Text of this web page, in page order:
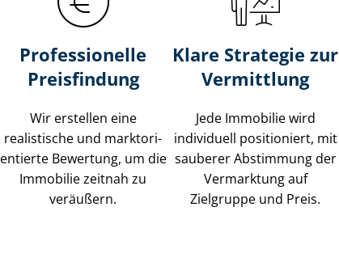
Professionelle
Preisfindung
Wir erstellen eine
realistische und markt­ori­
en­tier­te Bewertung, um die
Immobilie zeitnah zu
veräußern.
Klare Strategie zur
Vermittlung
Jede Immobilie wird
individuell positioniert, mit
sauberer Abstimmung der
Vermarktung auf
Zielgruppe und Preis.